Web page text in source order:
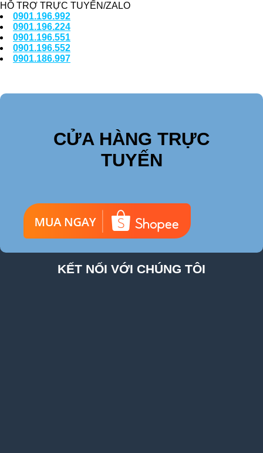
HỖ TRỢ TRỰC TUYẾN/ZALO
0901.196.992
0901.196.224
0901.196.551
0901.196.552
0901.186.997
CỬA HÀNG TRỰC
TUYẾN
KẾT NỐI VỚI CHÚNG TÔI